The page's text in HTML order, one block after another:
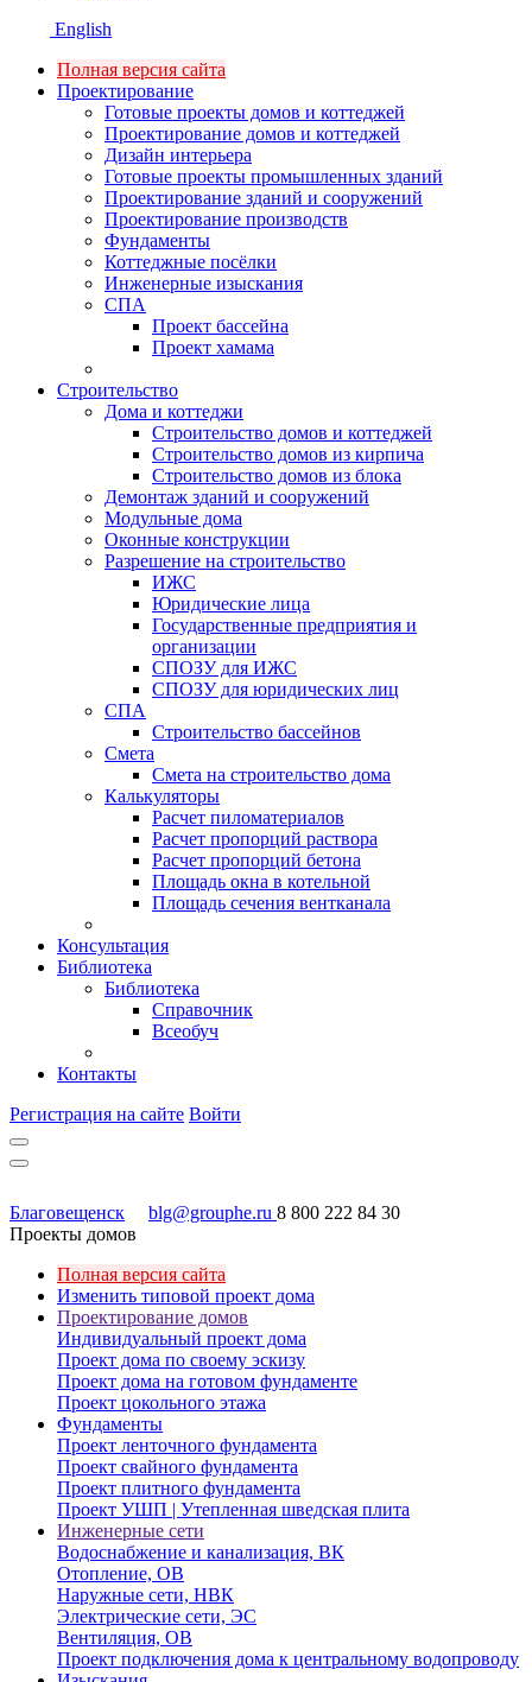
English
Полная версия сайта
Проектирование
Готовые проекты домов и коттеджей
Проектирование домов и коттеджей
Дизайн интерьера
Готовые проекты промышленных зданий
Проектирование зданий и сооружений
Проектирование производств
Фундаменты
Коттеджные посёлки
Инженерные изыскания
СПА
Проект бассейна
Проект хамама
Строительство
Дома и коттеджи
Строительство домов и коттеджей
Строительство домов из кирпича
Строительство домов из блока
Демонтаж зданий и сооружений
Модульные дома
Оконные конструкции
Разрешение на строительство
ИЖС
Юридические лица
Государственные предприятия и
организации
СПОЗУ для ИЖС
СПОЗУ для юридических лиц
СПА
Строительство бассейнов
Смета
Смета на строительство дома
Калькуляторы
Расчет пиломатериалов
Расчет пропорций раствора
Расчет пропорций бетона
Площадь окна в котельной
Площадь сечения вентканала
Консультация
Библиотека
Библиотека
Справочник
Всеобуч
Контакты
Регистрация на сайте Войти
Благовещенск blg@grouphe.ru 8 800 222 84 30
Проекты домов
Полная версия сайта
Изменить типовой проект дома
Проектирование домов
Индивидуальный проект дома
Проект дома по своему эскизу
Проект дома на готовом фундаменте
Проект цокольного этажа
Фундаменты
Проект ленточного фундамента
Проект свайного фундамента
Проект плитного фундамента
Проект УШП | Утепленная шведская плита
Инженерные сети
Водоснабжение и канализация, ВК
Отопление, ОВ
Наружные сети, НВК
Электрические сети, ЭС
Вентиляция, ОВ
Проект подключения дома к центральному водопроводу